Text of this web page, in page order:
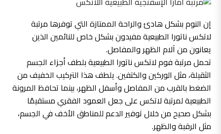
إن النوم بشكل هادئ والراحة الممتازة التي توفرها مرتبة
لاتكس ناتورا الطبيعية مفيدون بشكل خاص للنائمين الذين
يعانون من آلام الظهر والمفاصل.
تحمل مرتبة فوم لاتكس ناتورا الطبيعية بلطف أجزاء الجسم
الثقيلة، مثل الوركين والكتفين. يلطف هذا التركيب الخفيف من
الضغط بالقرب من المفاصل وأسفل الظهر، بينما تحافظ المرونة
الطبيعية لمرتبة لاتكس على جعل العمود الفقري مستقيمًا
بشكل صحيح من خلال توفير الدعم للمناطق الأخف في الجسم،
مثل الرقبة والظهر.